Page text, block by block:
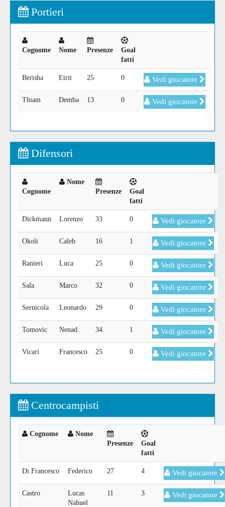
Portieri
Cognome Nome Presenze
Goal
fatti
Berisha Etrit 25 0 Vedi giocatore
Thiam Demba 13 0 Vedi giocatore
Difensori
Cognome
Nome
Presenze
Goal
fatti
Dickmann Lorenzo 33 0 Vedi giocatore
Okoli Caleb 16 1 Vedi giocatore
Ranieri Luca 25 0 Vedi giocatore
Sala Marco 32 0 Vedi giocatore
Sernicola Leonardo 29 0 Vedi giocatore
Tomovic Nenad 34 1 Vedi giocatore
Vicari Francesco 25 0 Vedi giocatore
Centrocampisti
Cognome
Nome
Presenze
Goal
fatti
Di Francesco Federico 27 4 Vedi giocatore
Castro
Lucas
Nahuel
11 3 Vedi giocatore